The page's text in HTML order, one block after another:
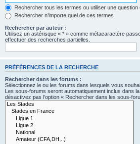
Rechercher tous les termes ou utiliser une question
Rechercher n’importe quel de ces termes
Rechercher par auteur :
Utilisez un astérisque « * » comme métacaractère
effectuer des recherches partielles.
PRÉFÉRENCES DE LA RECHERCHE
Rechercher dans les forums :
Sélectionnez le ou les forums dans lesquels vous
Les sous-forums seront automatiquement inclus dans
désactivez pas l’option « Rechercher dans les sous-